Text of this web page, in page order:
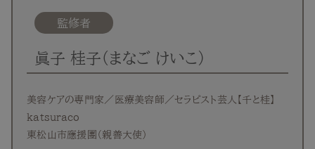
監修者
眞子 桂子（まなご けいこ）
美容ケアの専門家／医療美容師／セラピスト芸人【千と桂】
katsuraco
東松山市應援團（親善大使）